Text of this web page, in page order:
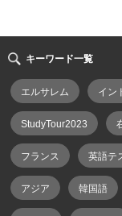
キーワード一覧
エルサレム イン
StudyTour2023
フランス 英語テ
アジア 韓国語